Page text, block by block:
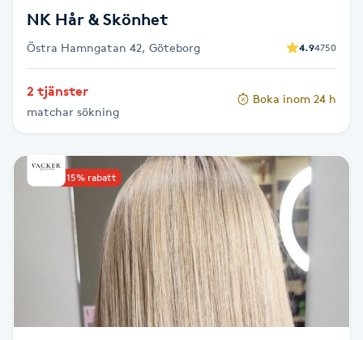
Ortopedi
Paraffinbehandling
Pedikyr
Pensionärklippning
Permanent
Permanent hårborttagning
NK Hår & Skönhet
Östra Hamngatan 42, Göteborg 4.94750
2 tjänster
matchar sökning
Boka inom 24 h
Upp till 15% rabatt